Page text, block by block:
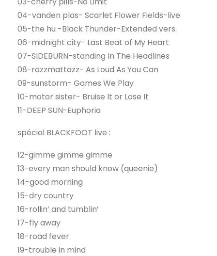
04-vanden plas- Scarlet Flower Fields-live
05-the hu -Black Thunder-Extended vers.
06-midnight city- Last Beat of My Heart
07-SIDEBURN-standing In The Headlines
08-razzmattazz- As Loud As You Can
09-sunstorm- Games We Play
10-motor sister- Bruise It or Lose It
11-DEEP SUN-Euphoria
spécial BLACKFOOT live :
12-gimme gimme gimme
13-every man should know (queenie)
14-good morning
15-dry country
16-rollin’ and tumblin’
17-fly away
18-road fever
19-trouble in mind